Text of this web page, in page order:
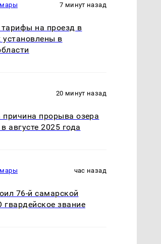
7 минут назад
на проезд в
установлены в
20 минут назад
причина прорыва озера
августе 2025 года
час назад
76-й самарской
звание